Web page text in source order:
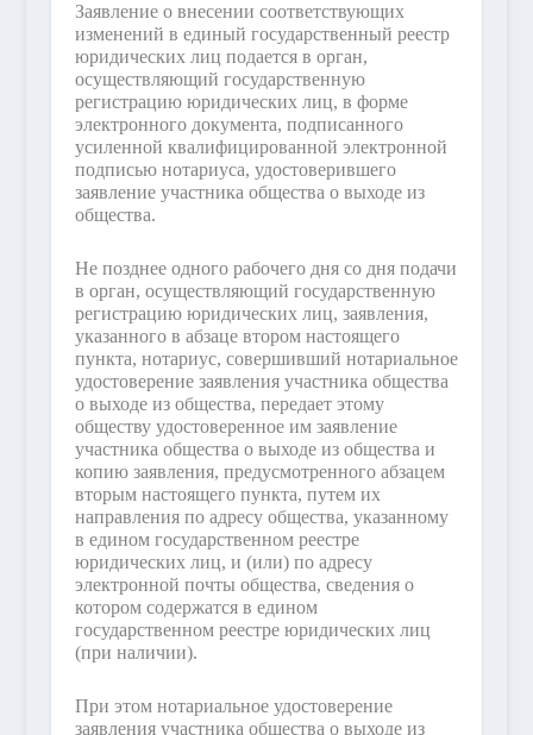
Заявление о внесении соответствующих
изменений в единый государственный реестр
юридических лиц подается в орган,
осуществляющий государственную
регистрацию юридических лиц, в форме
электронного документа, подписанного
усиленной квалифицированной электронной
подписью нотариуса, удостоверившего
заявление участника общества о выходе из
общества.
Не позднее одного рабочего дня со дня подачи
в орган, осуществляющий государственную
регистрацию юридических лиц, заявления,
указанного в абзаце втором настоящего
пункта, нотариус, совершивший нотариальное
удостоверение заявления участника общества
о выходе из общества, передает этому
обществу удостоверенное им заявление
участника общества о выходе из общества и
копию заявления, предусмотренного абзацем
вторым настоящего пункта, путем их
направления по адресу общества, указанному
в едином государственном реестре
юридических лиц, и (или) по адресу
электронной почты общества, сведения о
котором содержатся в едином
государственном реестре юридических лиц
(при наличии).
При этом нотариальное удостоверение
заявления участника общества о выходе из